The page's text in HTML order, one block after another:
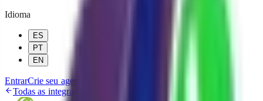
Idioma
ES
PT
EN
EntrarCrie seu agente grátis!
Todas as integrações